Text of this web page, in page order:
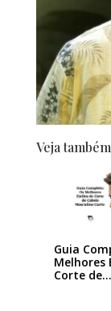
Veja
Guia
Melhores
Corte de…